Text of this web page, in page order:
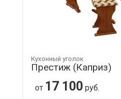
Кухонный уголок
Престиж (Каприз)
от 17 100 руб.